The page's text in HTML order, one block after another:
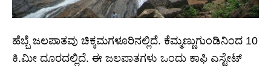
ಹೆಬ್ಬೆ ಜಲಪಾತವು ಚಿಕ್ಕಮಗಳೂರಿನಲ್ಲಿದೆ. ಕೆಮ್ಮಣ್ಣುಗುಂಡಿನಿಂದ 10
ಕಿ.ಮೀ ದೂರದಲ್ಲಿದೆ. ಈ ಜಲಪಾತಗಳು ಒಂದು ಕಾಫಿ ಎಸ್ಟೇಟ್